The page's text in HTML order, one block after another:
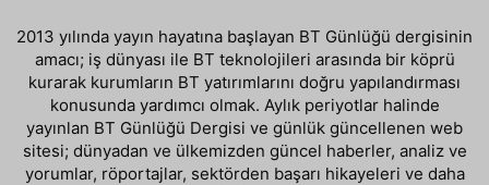
2013 yılında yayın hayatına başlayan BT Günlüğü dergisinin
amacı; iş dünyası ile BT teknolojileri arasında bir köprü
kurarak kurumların BT yatırımlarını doğru yapılandırması
konusunda yardımcı olmak. Aylık periyotlar halinde
yayınlan BT Günlüğü Dergisi ve günlük güncellenen web
sitesi; dünyadan ve ülkemizden güncel haberler, analiz ve
yorumlar, röportajlar, sektörden başarı hikayeleri ve daha